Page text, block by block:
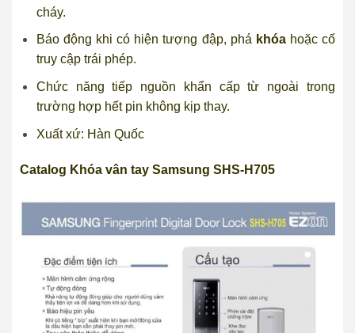
cháy.
Báo động khi có hiện tượng đập, phá khóahoặc cố
truy cập trái phép.
Chức năng tiếp nguồn khẩn cấp từ ngoài trong
trường hợp hết pin không kịp thay.
Xuất xứ: Hàn Quốc
Catalog Khóa vân tay Samsung SHS-H705